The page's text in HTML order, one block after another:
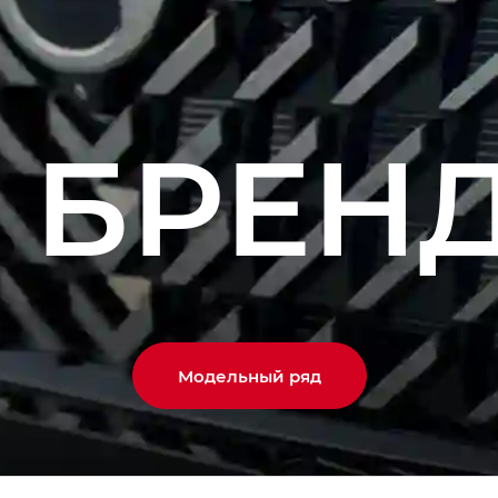
Модельный ряд